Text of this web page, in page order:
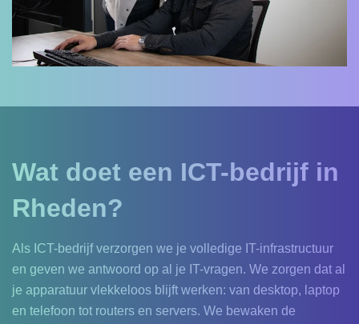
Wat doet een ICT-bedrijf in
Rheden?
Als ICT-bedrijf verzorgen we je volledige IT-infrastructuur
en geven we antwoord op al je IT-vragen. We zorgen dat al
je apparatuur vlekkeloos blijft werken: van desktop, laptop
en telefoon tot routers en servers. We bewaken de